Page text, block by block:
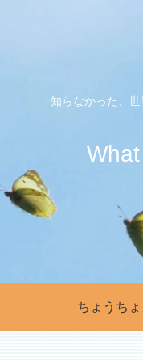
知らなかった、
ちょうちょ